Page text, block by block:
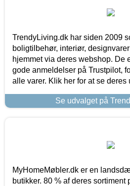
TrendyLiving.dk har siden 2009
boligtilbehør, interiør,
hjemmet via deres webshop. De
gode anmeldelser på Trustpilot,
alle varer. Klik her for at se deres
Se udvalget på
MyHomeMøbler.dk er en
butikker. 80 % af deres sortiment